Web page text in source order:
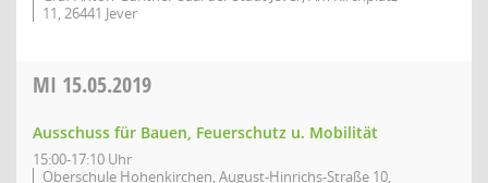
11, 26441 Jever
MI 15.05.2019
Ausschuss für Bauen, Feuerschutz u. Mobilität
15:00-17:10 Uhr
Oberschule Hohenkirchen, August-Hinrichs-Straße 10,